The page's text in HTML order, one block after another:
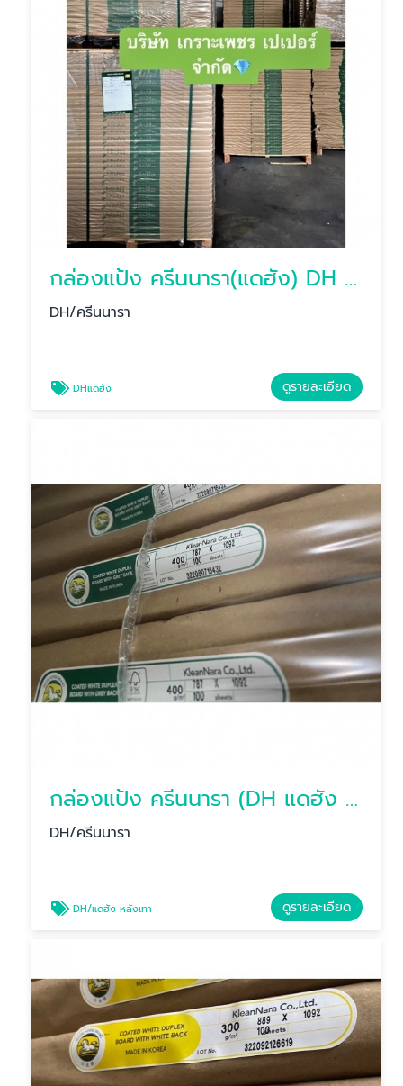
กล่องแป้ง ครีนนารา(แดฮัง) DH หลังขาว/หลังเทา
DH/ครีนนารา
DHแดฮัง ดูรายละเอียด
กล่องแป้ง ครีนนารา (DH แดฮัง หลังเทา)
DH/ครีนนารา
DH/แดฮัง หลังเทา ดูรายละเอียด